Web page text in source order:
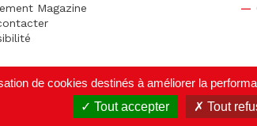
Magazine
de cookies destinés à améliorer la
Tout accepter
Tout